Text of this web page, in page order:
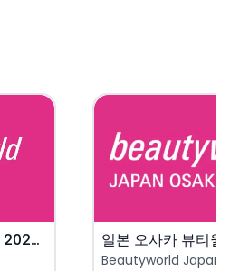
두바이 뷰티월드 박람회 2026 ..
Beautyworld Japan